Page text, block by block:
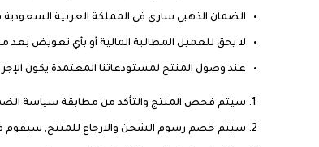
الضمان الذهبي ساري في المملكة العربية
لا يحق للعميل المطالبة المالية أو بأي تعويض بعد مضي 3
عند وصول المنتج لمستودعاتنا المعتمدة يكون
سيتم فحص المنتج والتأكد من مطابقة سياسة
سيتم خصم رسوم الشحن والارجاع للمنتج, سيقوم